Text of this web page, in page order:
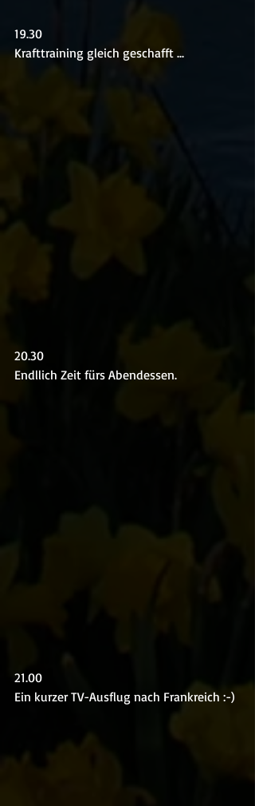
19.30
Krafttraining gleich geschafft ...
20.30
Endllich Zeit fürs Abendessen.
21.00
Ein kurzer TV-Ausflug nach Frankreich :-)